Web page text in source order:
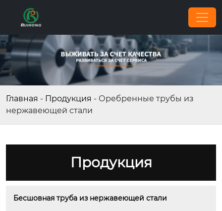
Главная - Продукция - Оребренные трубы из
нержавеющей стали
Продукция
Бесшовная труба из нержавеющей стали